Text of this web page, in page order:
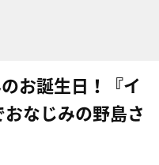
お誕生日！『イ
なじみの野島さ